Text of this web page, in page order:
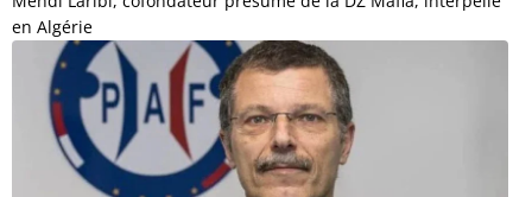
en Algérie